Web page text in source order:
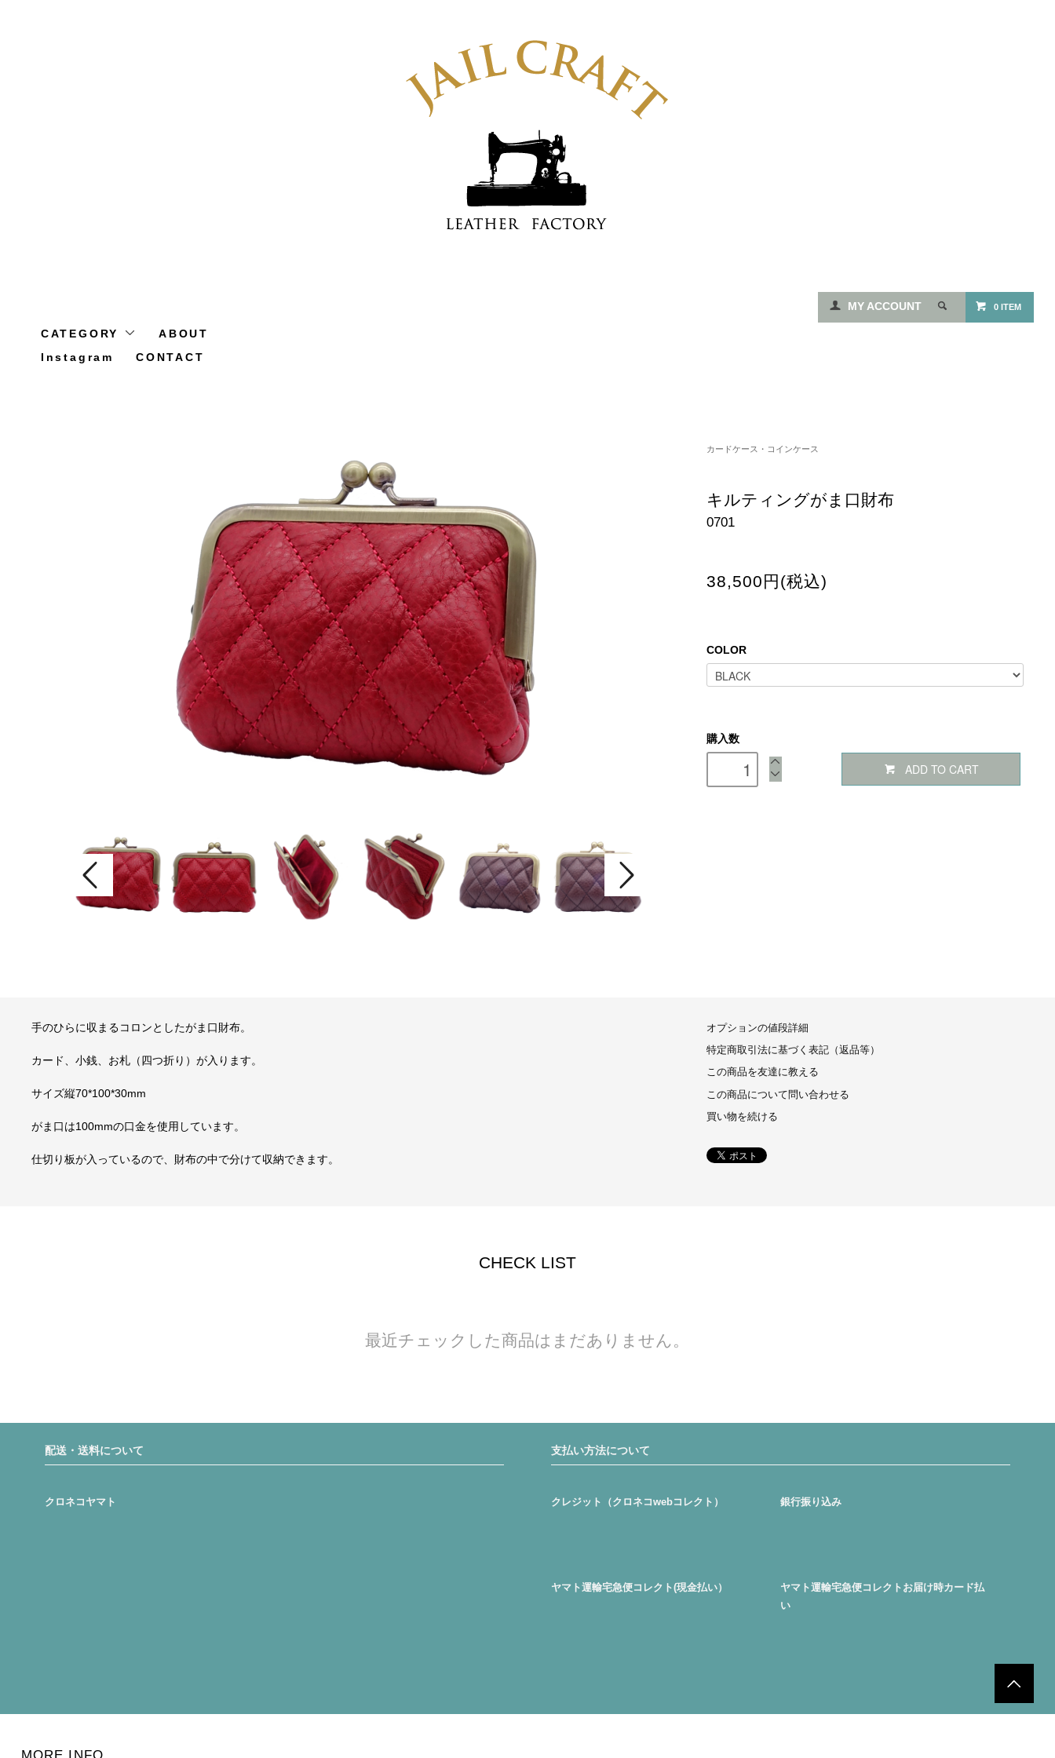
MY ACCOUNT 0 ITEM
CATEGORY
ABOUT
Instagram
CONTACT
カードケース・コインケース
キルティングがま口財布
0701
38,500円(税込)
COLOR
購入数
ADD TO CART
手のひらに収まるコロンとしたがま口財布。
カード、小銭、お札（四つ折り）が入ります。
サイズ縦70*100*30mm
がま口は100mmの口金を使用しています。
仕切り板が入っているので、財布の中で分けて収納できます。
オプションの値段詳細
特定商取引法に基づく表記（返品等）
この商品を友達に教える
この商品について問い合わせる
買い物を続ける
CHECK LIST
最近チェックした商品はまだありません。
配送・送料について
クロネコヤマト
支払い方法について
クレジット（クロネコwebコレクト） 銀行振り込み
ヤマト運輸宅急便コレクト(現金払い）
ヤマト運輸宅急便コレクトお届け時カード払
い
MORE INFO